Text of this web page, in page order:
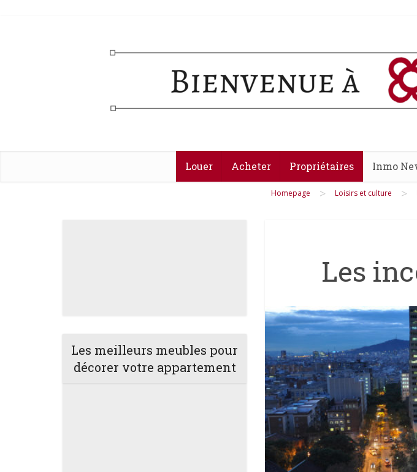
Louer Acheter Propriétaires Inmo
Homepage > Loisirs et culture >
Les meilleurs meubles pour
décorer votre appartement
Les